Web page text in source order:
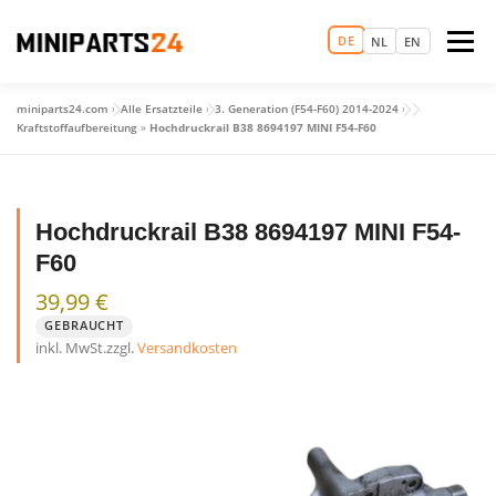
DE NL EN
Inhalt
springen
Menü
LOGIN MAGIC MINI EXPERIENCE STARTSEITE
GEBRAUCHTWAGEN
miniparts24.com »Alle Ersatzteile »3. Generation (F54-F60) 2014-2024 »
Kraftstoffaufbereitung » Hochdruckrail B38 8694197 MINI F54-F60
Hochdruckrail B38 8694197 MINI F54-
F60
39,99€
GEBRAUCHT
inkl. MwSt.zzgl.Versandkosten